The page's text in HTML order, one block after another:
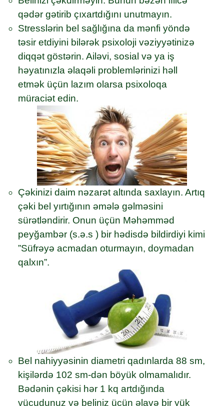
qədər gətirib çıxartdığını unutmayın.
Stresslərin bel sağlığına da mənfi yöndə
təsir etdiyini bilərək psixoloji vəziyyətinizə
diqqət göstərin. Ailəvi, sosial və ya iş
həyatınızla əlaqəli problemlərinizi həll
etmək üçün lazım olarsa psixoloqa
müraciət edin.
Çəkinizi daim nəzarət altında saxlayın. Artıq
çəki bel yırtığının əmələ gəlməsini
sürətləndirir. Onun üçün Məhəmməd
peyğambər (s.ə.s ) bir hədisdə bildirdiyi kimi
”Süfrəyə acmadan oturmayın, doymadan
qalxın”.
Bel nahiyyəsinin diametri qadınlarda 88 sm,
kişilərdə 102 sm-dən böyük olmamalıdır.
Bədənin çəkisi hər 1 kq artdığında
vücudunuz və beliniz üçün əlavə bir yük